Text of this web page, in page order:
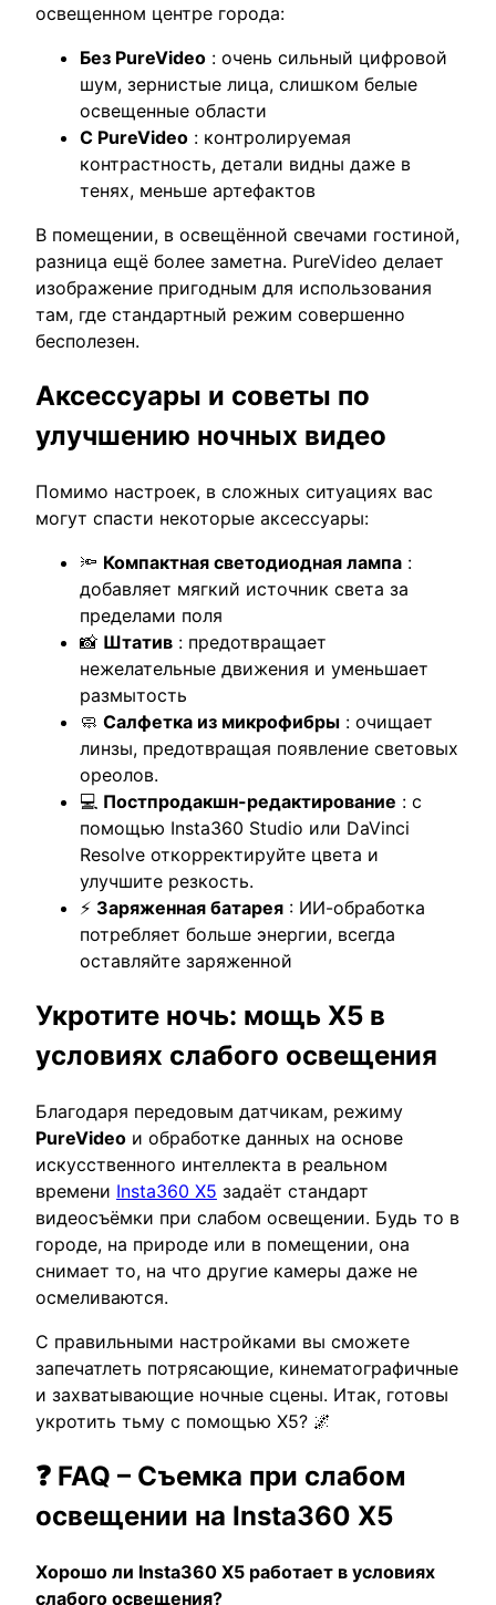
освещенном центре города:
Без PureVideo : очень сильный цифровой
шум, зернистые лица, слишком белые
освещенные области
С PureVideo : контролируемая
контрастность, детали видны даже в
тенях, меньше артефактов
В помещении, в освещённой свечами гостиной,
разница ещё более заметна. PureVideo делает
изображение пригодным для использования
там, где стандартный режим совершенно
бесполезен.
Аксессуары и советы по
улучшению ночных видео
Помимо настроек, в сложных ситуациях вас
могут спасти некоторые аксессуары:
🔦 Компактная светодиодная лампа :
добавляет мягкий источник света за
пределами поля
📸 Штатив : предотвращает
нежелательные движения и уменьшает
размытость
🧼 Салфетка из микрофибры : очищает
линзы, предотвращая появление световых
ореолов.
💻 Постпродакшн-редактирование : с
помощью Insta360 Studio или DaVinci
Resolve откорректируйте цвета и
улучшите резкость.
⚡ Заряженная батарея : ИИ-обработка
потребляет больше энергии, всегда
оставляйте заряженной
Укротите ночь: мощь X5 в
условиях слабого освещения
Благодаря передовым датчикам, режиму
PureVideo и обработке данных на основе
искусственного интеллекта в реальном
времени Insta360 X5 задаёт стандарт
видеосъёмки при слабом освещении. Будь то в
городе, на природе или в помещении, она
снимает то, на что другие камеры даже не
осмеливаются.
С правильными настройками вы сможете
запечатлеть потрясающие, кинематографичные
и захватывающие ночные сцены. Итак, готовы
укротить тьму с помощью X5? 🌌
❓ FAQ – Съемка при слабом
освещении на Insta360 X5
Хорошо ли Insta360 X5 работает в условиях
слабого освещения?